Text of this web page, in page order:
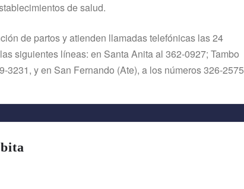
de salud.
de partos y atienden llamadas telefónicas las 24
siguientes líneas: en Santa Anita al 362-0927; Tambo
y en San Fernando (Ate), a los números 326-2575